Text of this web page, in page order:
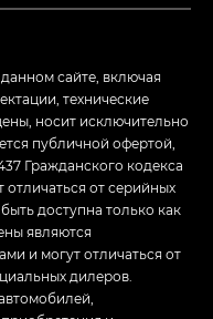
сайте, включая
технические
носит исключительно
публичной офертой,
Гражданского кодекса
от серийных
доступна только как
являются
и могут отличаться от
дилеров.